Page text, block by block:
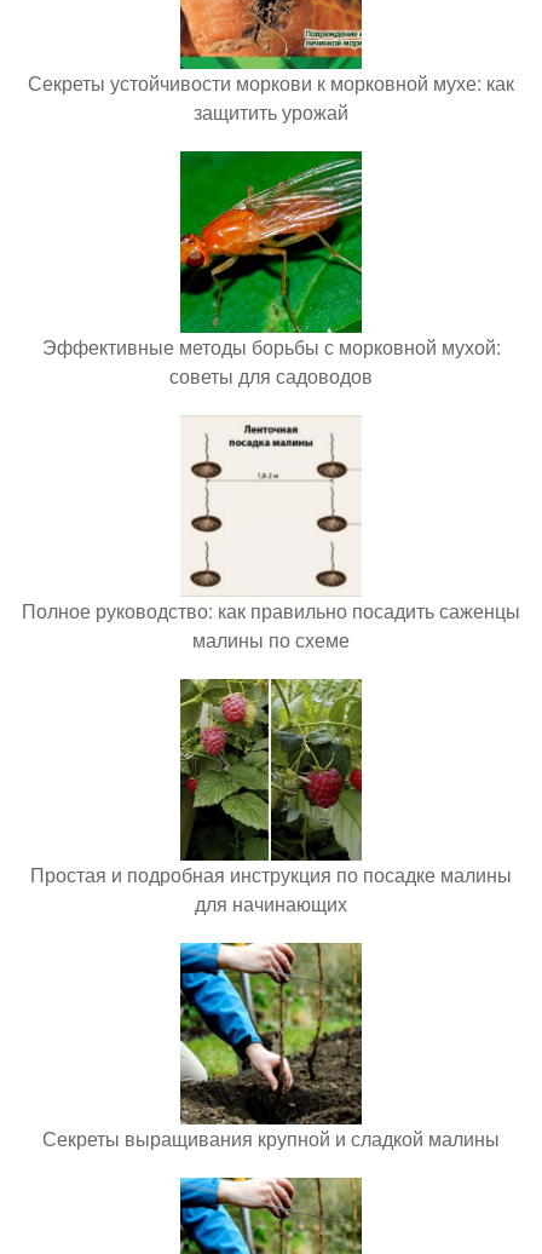
Секреты устойчивости моркови к морковной мухе: как
защитить урожай
Эффективные методы борьбы с морковной мухой:
советы для садоводов
Полное руководство: как правильно посадить саженцы
малины по схеме
Простая и подробная инструкция по посадке малины
для начинающих
Секреты выращивания крупной и сладкой малины